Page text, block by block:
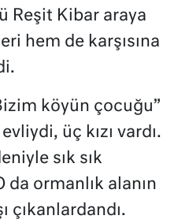
Reşit Kibar araya
hem de karşısına
köyün çocuğu”
üç kızı vardı.
sık sık
da ormanlık alanın
çıkanlardandı.